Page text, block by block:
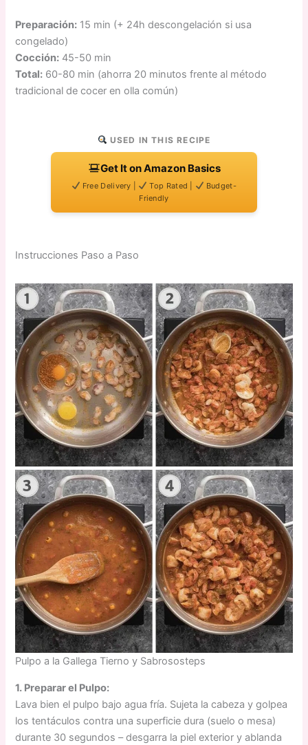
Preparación: 15 min (+ 24h descongelación si usa
congelado)
Cocción: 45-50 min
Total: 60-80 min (ahorra 20 minutos frente al método
tradicional de cocer en olla común)
USED IN THIS RECIPE
Get It on Amazon Basics
Free Delivery | Top Rated |
Budget-
Friendly
Instrucciones Paso a Paso
Pulpo a la Gallega Tierno y Sabrososteps
1. Preparar el Pulpo:
Lava bien el pulpo bajo agua fría. Sujeta la cabeza y golpea
los tentáculos contra una superficie dura (suelo o mesa)
durante 30 segundos – desgarra la piel exterior y ablanda